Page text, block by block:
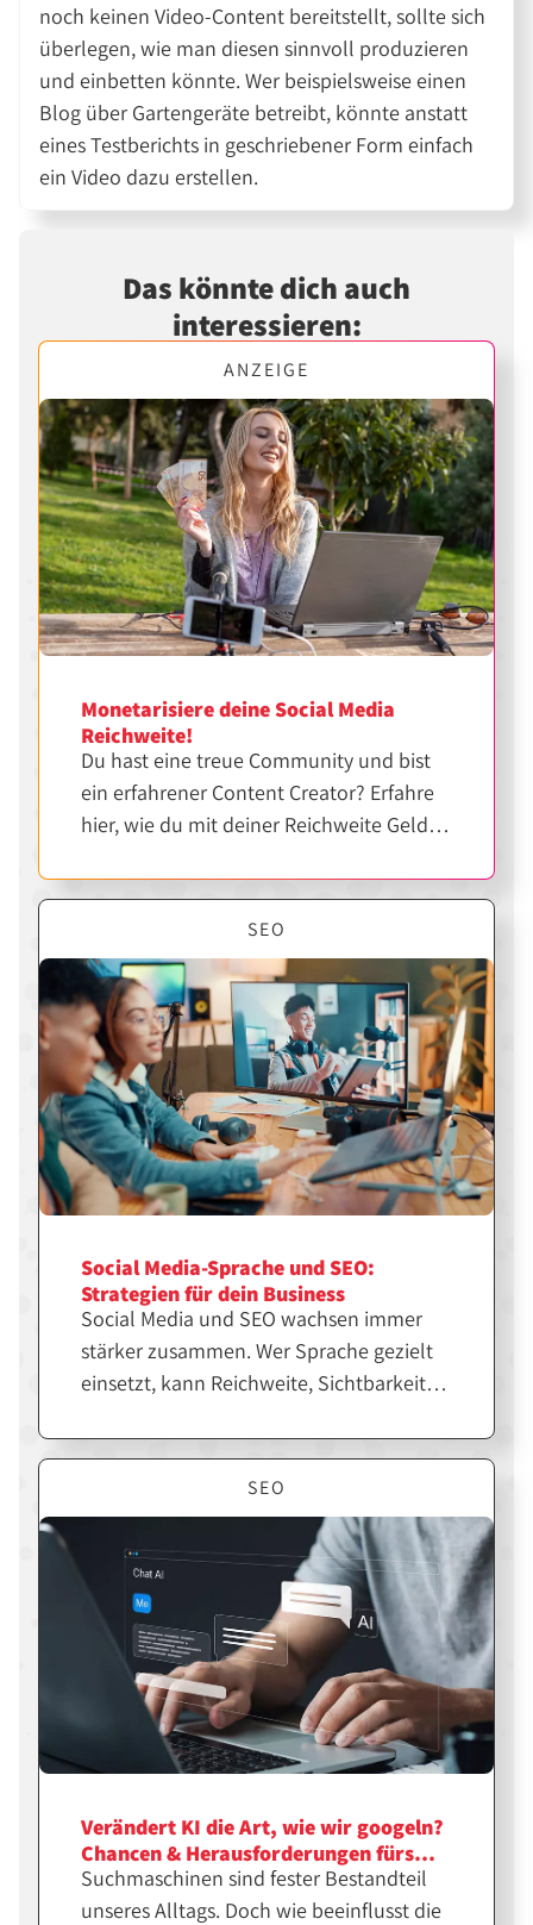
noch keinen Video-Content bereitstellt, sollte sich
überlegen, wie man diesen sinnvoll produzieren
und einbetten könnte. Wer beispielsweise einen
Blog über Gartengeräte betreibt, könnte anstatt
eines Testberichts in geschriebener Form einfach
ein Video dazu erstellen.
Das könnte dich auch
interessieren:
ANZEIGE
Monetarisiere deine Social Media
Reichweite!
Du hast eine treue Community und bist
ein erfahrener Content Creator? Erfahre
hier, wie du mit deiner Reichweite Geld
SEO
Social Media-Sprache und SEO:
Strategien für dein Business
Social Media und SEO wachsen immer
stärker zusammen. Wer Sprache gezielt
einsetzt, kann Reichweite, Sichtbarkeit
Erfahre, wie du beides strategisch
kombinierst, um dein Business langfristig
erfolgreicher zu machen.
SEO
Verändert KI die Art, wie wir googeln?
Chancen & Herausforderungen fürs
Affiliate-Marketing
Suchmaschinen sind fester Bestandteil
unseres Alltags. Doch wie beeinflusst die